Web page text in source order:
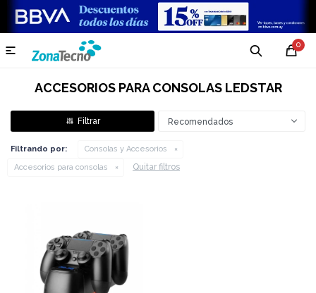
0

ACCESORIOS PARA CONSOLAS LEDSTAR
Recomendados
Filtrando por:
Consolas y Accesorios
Accesorios para consolas
Quitar filtros